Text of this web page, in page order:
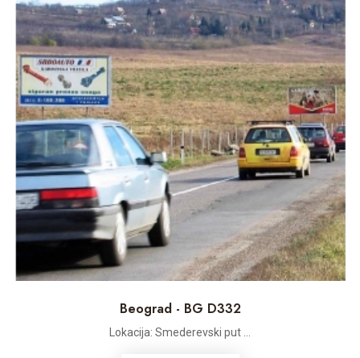
Beograd - BG D332
Lokacija: Smederevski put ...